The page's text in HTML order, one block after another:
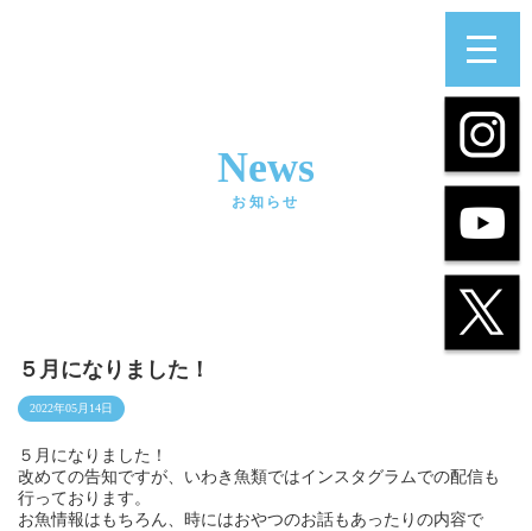
News
お知らせ
５月になりました！
2022年05月14日
５月になりました！
改めての告知ですが、いわき魚類ではインスタグラムでの配信も
行っております。
お魚情報はもちろん、時にはおやつのお話もあったりの内容で